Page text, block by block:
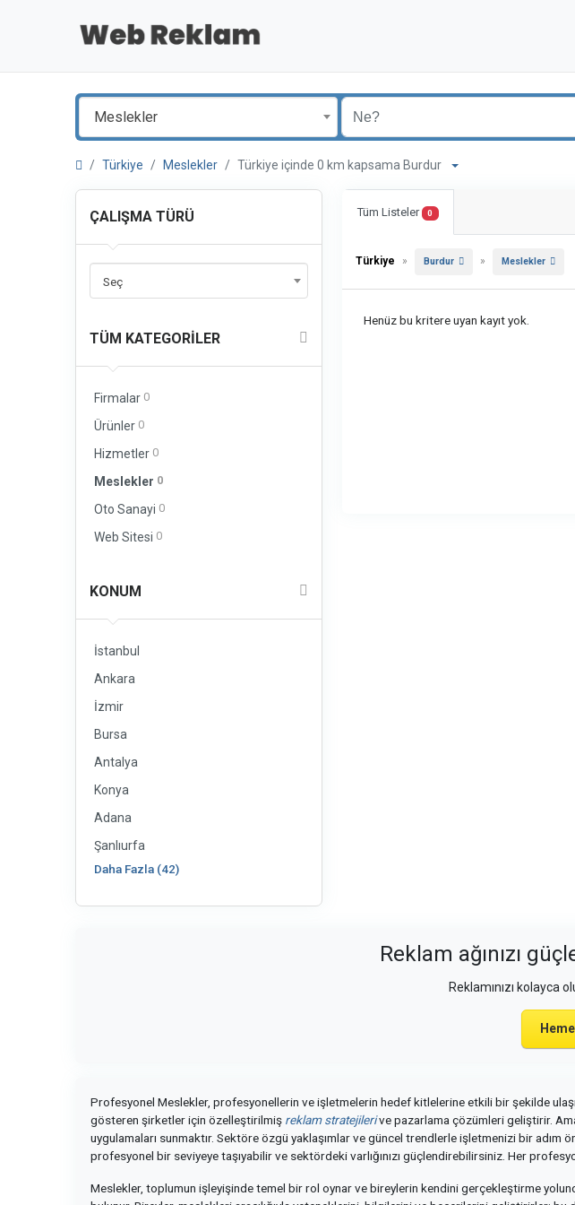
Meslekler
Türkiye Meslekler Türkiye içinde 0 km kapsama Burdur
ÇALIŞMA TÜRÜ
Seç
TÜM KATEGORILER
Firmalar 0
Ürünler 0
Hizmetler 0
Meslekler 0
Oto Sanayi 0
Web Sitesi 0
KONUM
İstanbul
Ankara
İzmir
Bursa
Antalya
Konya
Adana
Şanlıurfa
Daha Fazla (42)
Tüm Listeler 0
Türkiye » Burdur » Meslekler
Henüz bu kritere uyan kayıt yok.
Reklam ağınızı
Reklamınızı kolayca
Profesyonel Meslekler, profesyonellerin ve işletmelerin hedef kitlelerine etkili bir şekilde
gösteren şirketler için özelleştirilmiş reklam stratejilerive pazarlama çözümleri geliştirir.
uygulamaları sunmaktır. Sektöre özgü yaklaşımlar ve güncel trendlerle işletmenizi bir adım
profesyonel bir seviyeye taşıyabilir ve sektördeki varlığınızı güçlendirebilirsiniz. Her
Meslekler, toplumun işleyişinde temel bir rol oynar ve bireylerin kendini gerçekleştirme